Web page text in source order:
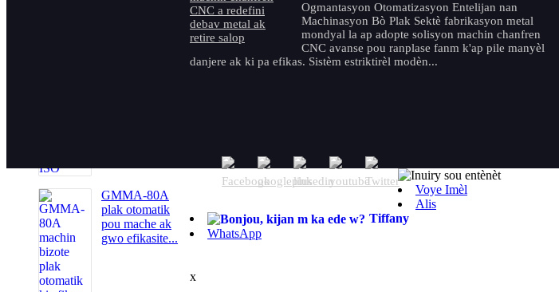
GMMA-80A
plak otomatik
pou mache ak
gwo efikasite...
Ogmantasyon Otomatizasyon Entelijan nan
Machinasyon Bò Plak Sektè fabrikasyon metal
mondyal la ap adopte solisyon machin chanfren
CNC avanse pou ranplase fanm k'ap pile manyèl
danjere ak ki pa efikas. Sistèm estriktirèl modèn...
Voye Imèl
Alis
Tiffany
WhatsApp
x